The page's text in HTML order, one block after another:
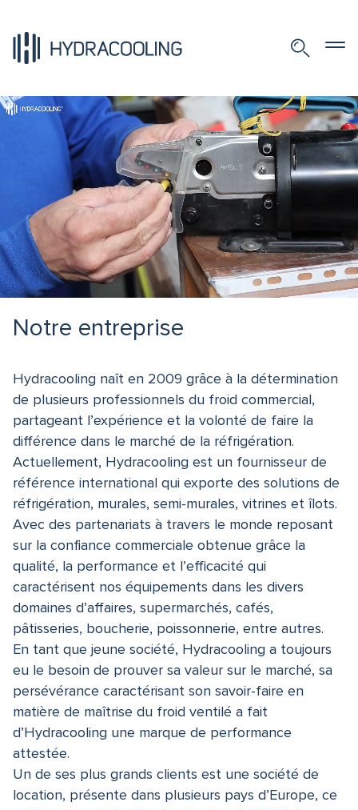
Notre entreprise
Hydracooling naît en 2009 grâce à la détermination
de plusieurs professionnels du froid commercial,
partageant l’expérience et la volonté de faire la
différence dans le marché de la réfrigération.
Actuellement, Hydracooling est un fournisseur de
référence international qui exporte des solutions de
réfrigération, murales, semi-murales, vitrines et îlots.
Avec des partenariats à travers le monde reposant
sur la confiance commerciale obtenue grâce la
qualité, la performance et l’efficacité qui
caractérisent nos équipements dans les divers
domaines d’affaires, supermarchés, cafés,
pâtisseries, boucherie, poissonnerie, entre autres.
En tant que jeune société, Hydracooling a toujours
eu le besoin de prouver sa valeur sur le marché, sa
persévérance caractérisant son savoir-faire en
matière de maîtrise du froid ventilé a fait
d’Hydracooling une marque de performance
attestée.
Un de ses plus grands clients est une société de
location, présente dans plusieurs pays d’Europe, ce